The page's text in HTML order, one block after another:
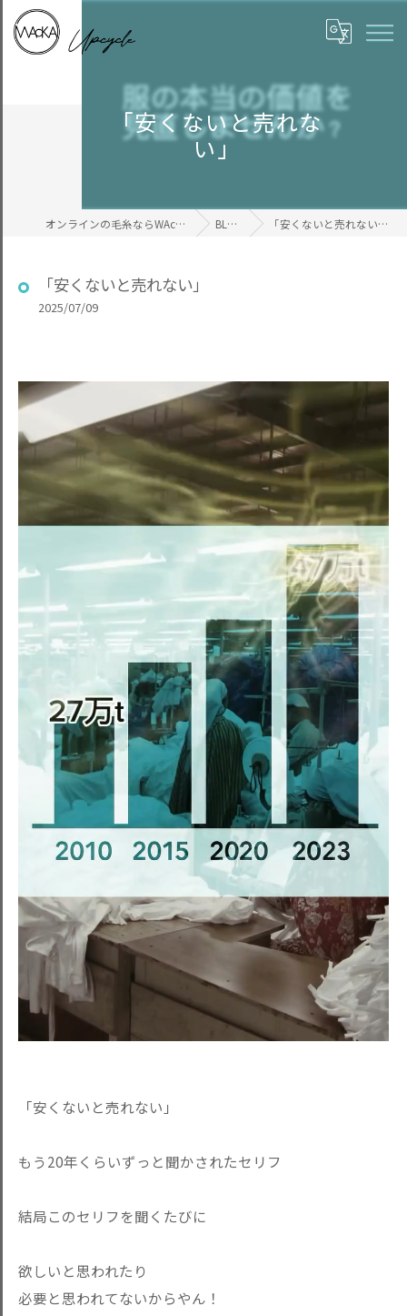
「安くないと売れな
い」
オンラインの毛糸ならWAcKA BLOG 「安くないと売れない」
「安くないと売れない」
2025/07/09
「安くないと売れない」
もう20年くらいずっと聞かされたセリフ
結局このセリフを聞くたびに
欲しいと思われたり
必要と思われてないからやん！